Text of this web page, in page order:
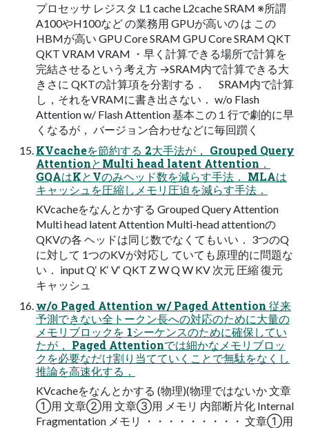
プロセッサ レジスタ L1 cache L2cache SRAM ※所謂
A100やH100など の業務用 GPUが高いの は この
HBMが高い GPU Core SRAM GPU Core SRAM QKT
QKT VRAM VRAM ・早く計算できる場所で計算を
完結させるという考え方 →SRAM内で計算できる大
きさに QKTの計算項を分割する． SRAM内で計算
し，それをVRAMに書き出さない． w/o Flash
Attention w/ Flash Attention 基本この１行で劇的に早
くなるが， バージョン合わせなどに毎回躓く
KVcacheを節約する 2大手法が， Grouped Query
AttentionとMulti head latent Attention．
GQAはKとVのみヘッド数を減らす手法． MLAは
キャッシュを圧縮しメモリ圧迫を減らす手法．
KVcacheをなんとかする Grouped Query Attention
Multi head latent Attention Multi-head attentionの
QKVの各 ヘッドは同じ数でなくてもいい． 3つのQ
に対して 1つのKVが対応し ていても原理的に問題な
い． input Q‘ K‘ V‘ QKT Z W Q W KV 次元 圧縮 復元
キャッシュ
w/o Paged Attention w/ Paged Attention 従来
予測できない全トークン長への対応のために大量の
メモリブロックを 1シーケンスのために確保してい
たが， Paged Attentionでは細かなメモリブロッ
クを必要なだけ割り当てていくことで無駄をなくし
推論を高速化する．
KVcacheをなんとかする (物理)(物理ではないか 文章
➀用 文章②用 文章③用 メモリ 内部断片化 Internal
Fragmentation メモリ ・・・・・・・・・ 文章➀用